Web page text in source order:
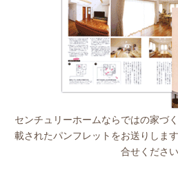
センチュリーホームならではの家づ
載されたパンフレットをお送りしま
合せください